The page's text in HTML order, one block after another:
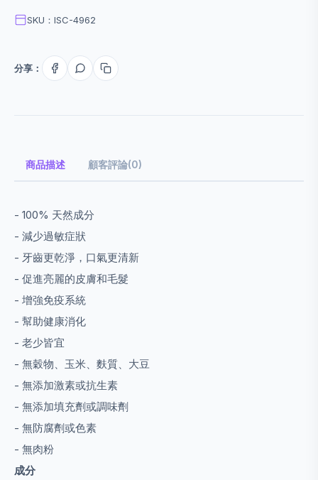
SKU：ISC-4962
分享：
商品描述 顧客評論(0)
- 100% 天然成分
- 減少過敏症狀
- 牙齒更乾淨，口氣更清新
- 促進亮麗的皮膚和毛髮
- 增強免疫系統
- 幫助健康消化
- 老少皆宜
- 無穀物、玉米、麩質、大豆
- 無添加激素或抗生素
- 無添加填充劑或調味劑
- 無防腐劑或色素
- 無肉粉
成分